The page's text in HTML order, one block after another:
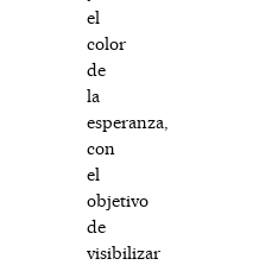
el
color
de
la
esperanza,
con
el
objetivo
de
visibilizar